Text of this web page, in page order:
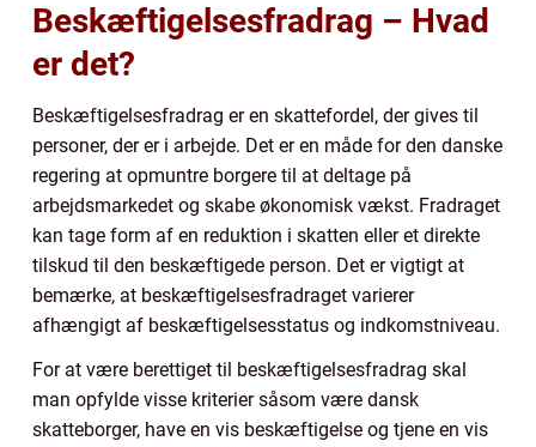
Beskæftigelsesfradrag – Hvad
er det?
Beskæftigelsesfradrag er en skattefordel, der gives til
personer, der er i arbejde. Det er en måde for den danske
regering at opmuntre borgere til at deltage på
arbejdsmarkedet og skabe økonomisk vækst. Fradraget
kan tage form af en reduktion i skatten eller et direkte
tilskud til den beskæftigede person. Det er vigtigt at
bemærke, at beskæftigelsesfradraget varierer
afhængigt af beskæftigelsesstatus og indkomstniveau.
For at være berettiget til beskæftigelsesfradrag skal
man opfylde visse kriterier såsom være dansk
skatteborger, have en vis beskæftigelse og tjene en vis